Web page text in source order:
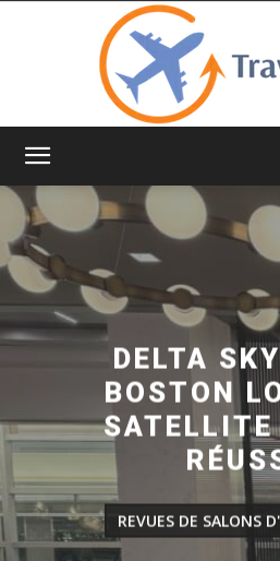
DELTA
BOSTON
REVUES DE SALONS